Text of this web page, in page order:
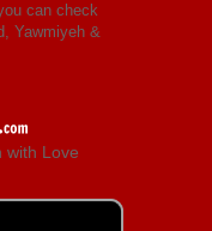
can check
Yawmiyeh &
with Love